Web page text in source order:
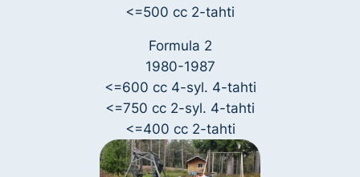
<=500 cc 2-tahti
Formula 2
1980-1987
<=600 cc 4-syl. 4-tahti
<=750 cc 2-syl. 4-tahti
<=400 cc 2-tahti